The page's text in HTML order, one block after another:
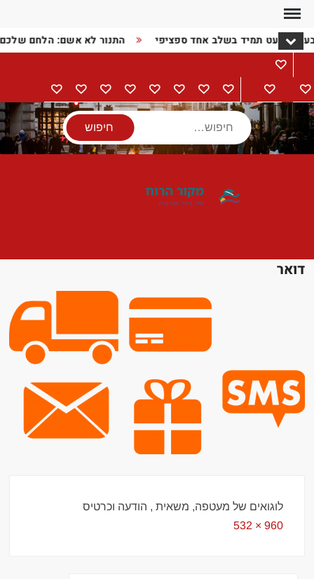
Skip
content
התנור לא אשם: הלחם כמעט תמיד בשלב אחד ספציפי
דף
הבית
מתכונים
בישול הורים
וילדים
מתנותמוצרי
חשמל
טיוליםאודותצור
קשר
מדיניות
פרטיות
הצהרת
נגישות
חיפוש
דואר
לוגואים של מעטפה, משאית , הודעה וכרטיס
Full
960 × 532